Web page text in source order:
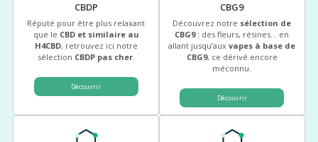
CBDP
Réputé pour être plus relaxant
que le CBD et similaire au
H4CBD, retrouvez ici notre
sélection CBDP pas cher.
Découvrir
CBG9
Découvrez notre sélection de
CBG9: des fleurs, résines… en
allant jusqu’auxvapes à base de
CBG9, ce dérivé encore
méconnu.
Découvrir